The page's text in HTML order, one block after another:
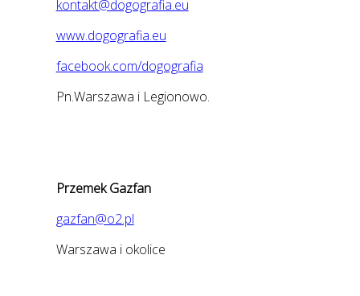
kontakt@dogografia.eu
www.dogografia.eu
facebook.com/dogografia
Pn.Warszawa i Legionowo.
Przemek Gazfan
gazfan@o2.pl
Warszawa i okolice